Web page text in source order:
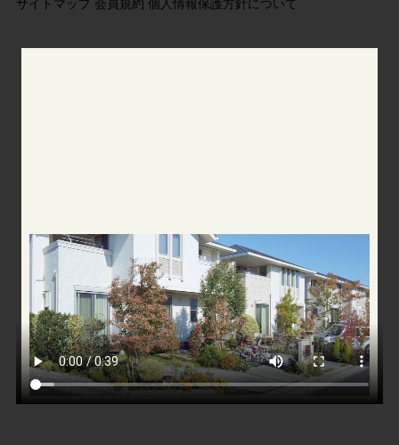
サイトマップ 会員規約 個人情報保護方針について